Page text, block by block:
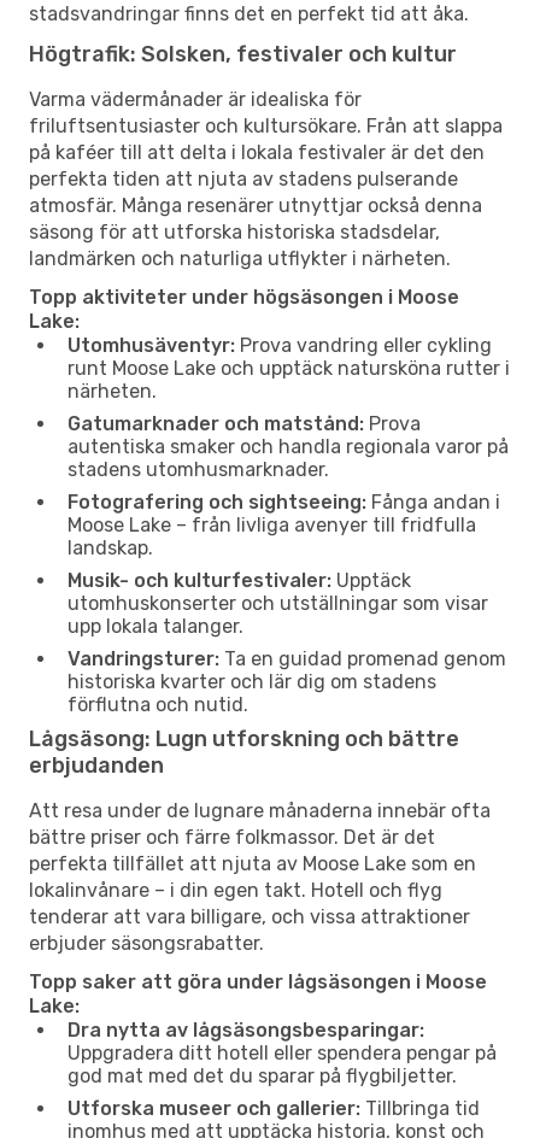
stadsvandringar finns det en perfekt tid att åka.
Högtrafik: Solsken, festivaler och kultur
Varma vädermånader är idealiska för
friluftsentusiaster och kultursökare. Från att slappa
på kaféer till att delta i lokala festivaler är det den
perfekta tiden att njuta av stadens pulserande
atmosfär. Många resenärer utnyttjar också denna
säsong för att utforska historiska stadsdelar,
landmärken och naturliga utflykter i närheten.
Topp aktiviteter under högsäsongen i Moose
Lake:
Utomhusäventyr: Prova vandring eller cykling
runt Moose Lake och upptäck natursköna rutter i
närheten.
Gatumarknader och matstånd: Prova
autentiska smaker och handla regionala varor på
stadens utomhusmarknader.
Fotografering och sightseeing: Fånga andan i
Moose Lake – från livliga avenyer till fridfulla
landskap.
Musik- och kulturfestivaler: Upptäck
utomhuskonserter och utställningar som visar
upp lokala talanger.
Vandringsturer: Ta en guidad promenad genom
historiska kvarter och lär dig om stadens
förflutna och nutid.
Lågsäsong: Lugn utforskning och bättre
erbjudanden
Att resa under de lugnare månaderna innebär ofta
bättre priser och färre folkmassor. Det är det
perfekta tillfället att njuta av Moose Lake som en
lokalinvånare – i din egen takt. Hotell och flyg
tenderar att vara billigare, och vissa attraktioner
erbjuder säsongsrabatter.
Topp saker att göra under lågsäsongen i Moose
Lake:
Dra nytta av lågsäsongsbesparingar:
Uppgradera ditt hotell eller spendera pengar på
god mat med det du sparar på flygbiljetter.
Utforska museer och gallerier: Tillbringa tid
inomhus med att upptäcka historia, konst och